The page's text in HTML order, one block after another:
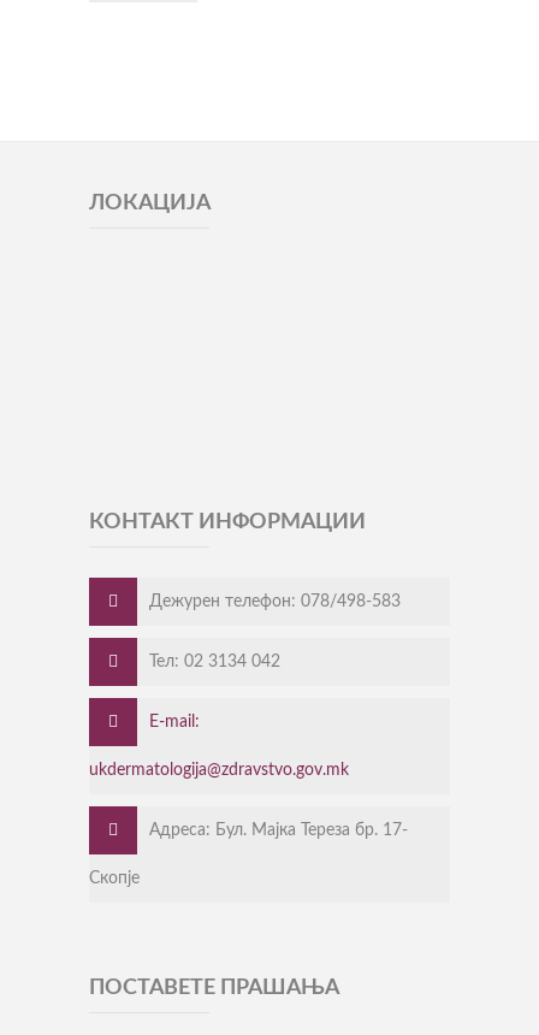
ЛОКАЦИЈА
КОНТАКТ ИНФОРМАЦИИ
Дежурен телефон: 078/498-583
Тел: 02 3134 042
E-mail:
ukdermatologija@zdravstvo.gov.mk
Адреса: Бул. Мајка Тереза бр. 17-
Скопје
ПОСТАВЕТЕ ПРАШАЊА